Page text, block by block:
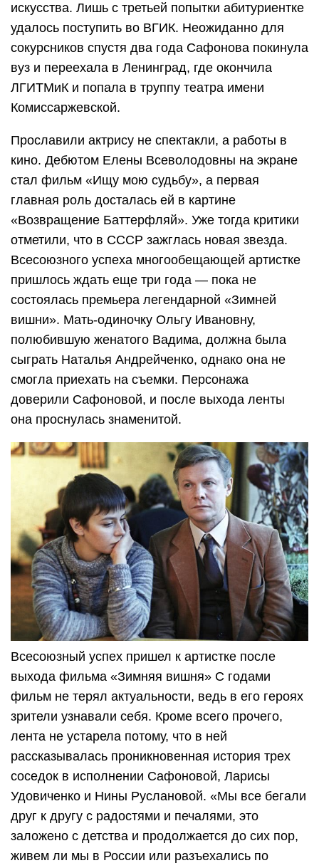
искусства. Лишь с третьей попытки абитуриентке
удалось поступить во ВГИК. Неожиданно для
сокурсников спустя два года Сафонова покинула
вуз и переехала в Ленинград, где окончила
ЛГИТМиК и попала в труппу театра имени
Комиссаржевской.
Прославили актрису не спектакли, а работы в
кино. Дебютом Елены Всеволодовны на экране
стал фильм «Ищу мою судьбу», а первая
главная роль досталась ей в картине
«Возвращение Баттерфляй». Уже тогда критики
отметили, что в СССР зажглась новая звезда.
Всесоюзного успеха многообещающей артистке
пришлось ждать еще три года — пока не
состоялась премьера легендарной «Зимней
вишни». Мать-одиночку Ольгу Ивановну,
полюбившую женатого Вадима, должна была
сыграть Наталья Андрейченко, однако она не
смогла приехать на съемки. Персонажа
доверили Сафоновой, и после выхода ленты
она проснулась знаменитой.
Всесоюзный успех пришел к артистке после
выхода фильма «Зимняя вишня» С годами
фильм не терял актуальности, ведь в его героях
зрители узнавали себя. Кроме всего прочего,
лента не устарела потому, что в ней
рассказывалась проникновенная история трех
соседок в исполнении Сафоновой, Ларисы
Удовиченко и Нины Руслановой. «Мы все бегали
друг к другу с радостями и печалями, это
заложено с детства и продолжается до сих пор,
живем ли мы в России или разъехались по